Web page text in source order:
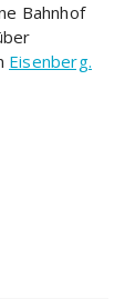
Bahnhof
Eisenberg.